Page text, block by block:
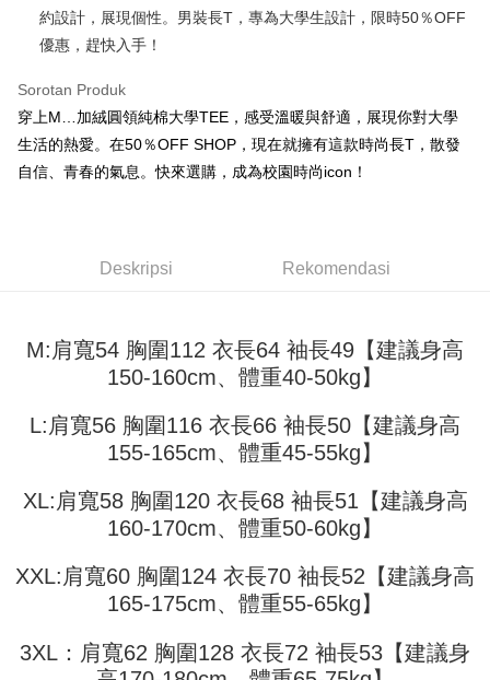
JKOPAY
Plus PAY
OP Pay Later
Perkhidmatan ini disediakan oleh Taiwan Mobile dan tersedia untuk
akan mengarahkan anda secara automatik ke proses transaksi OP Pay
Later selepas pesanan dibuat. Anda perlu mengesahkan nombor telefon
mudah alih anda, memilih bilangan ansuran, dan menetapkan tarikh
akhir pembayaran. Transaksi akan dianggap selesai setelah pembayaran
disahkan.
yang dikenakan adalah tertakluk kepada maklumat yang dinyatakan
pada halaman pengesahan transaksi seterusnya.
dibuat, atau jika permohonan gagal dalam proses semakan, pesanan
akan dibatalkan secara automatik. Jika permohonan gagal pada
peringkat "semakan manual", ini bermakna kriteria pemarkahan sistem
[Arahan Pembayaran]
pengesahan AFTEE akan muncul.
2. Anda boleh meneruskan pembayaran selepas pengesahan SMS.
3. Tiada bayaran diperlukan apabila pesanan disahkan. Produk akan
4. Setelah pesanan disahkan, anda akan menerima SMS pembayaran
manakala ahli aplikasi akan menerima pemberitahuan tolak aplikasi
pembayaran di empat kedai serbaneka utama, ATM atau perbankan
dalam talian dengan SMS pembayaran atau pemberitahuan tolak aplikasi
Sila ambil perhatian bahawa tempoh pembayaran adalah 14 hari. Walau
bagaimanapun, bagi mereka yang telah memuat turun Aplikasi AFTEE
dan mendaftar sebagai ahli AFTEE boleh menikmati tempoh pembayaran
Tempoh pembayaran dikira dari masa kedai meminta pembayaran anda,
Pilihan Penghantaran
NT$45/pesanan
NT$45/pesanan
NT$45/pesanan | Penghantaran percuma untuk pesanan
NT$499 atau lebih
付款 後7-11取貨
NT$45/pesanan | Penghantaran percuma untuk pesanan
約設計，展現個性。男裝長T，專為大學生設計，限時50％OFF
優惠，趕快入手！
Sorotan Produk
穿上M…加絨圓領純棉大學TEE，感受溫暖與舒適，展現你對大學
生活的熱愛。在50％OFF SHOP，現在就擁有這款時尚長T，散發
自信、青春的氣息。快來選購，成為校園時尚icon！
Deskripsi Rekomendasi
M:肩寬54 胸圍112 衣長64 袖長49【建議身高
150-160cm、體重40-50kg】
L:肩寬56 胸圍116 衣長66 袖長50【建議身高
155-165cm、體重45-55kg】
XL:肩寬58 胸圍120 衣長68 袖長51【建議身高
160-170cm、體重50-60kg】
XXL:肩寬60 胸圍124 衣長70 袖長52【建議身高
165-175cm、體重55-65kg】
3XL：肩寬62 胸圍128 衣長72 袖長53【建議身